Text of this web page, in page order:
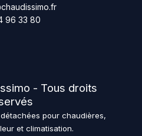
96 33 80
- Tous droits
pour chaudières,
et climatisation.